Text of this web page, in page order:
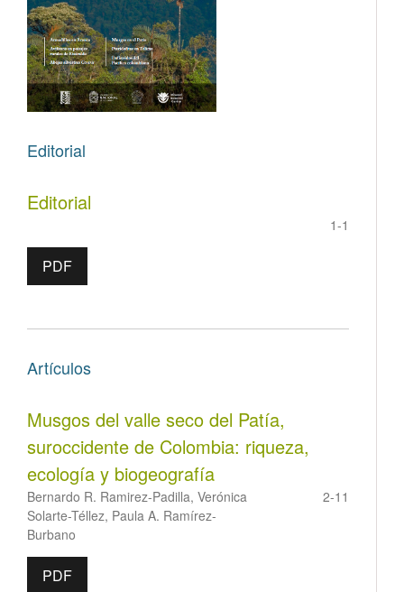
Editorial
Editorial
1-1
PDF
Artículos
Musgos del valle seco del Patía,
suroccidente de Colombia: riqueza,
ecología y biogeografía
Bernardo R. Ramirez-Padilla, Verónica
Solarte-Téllez, Paula A. Ramírez-
Burbano
2-11
PDF